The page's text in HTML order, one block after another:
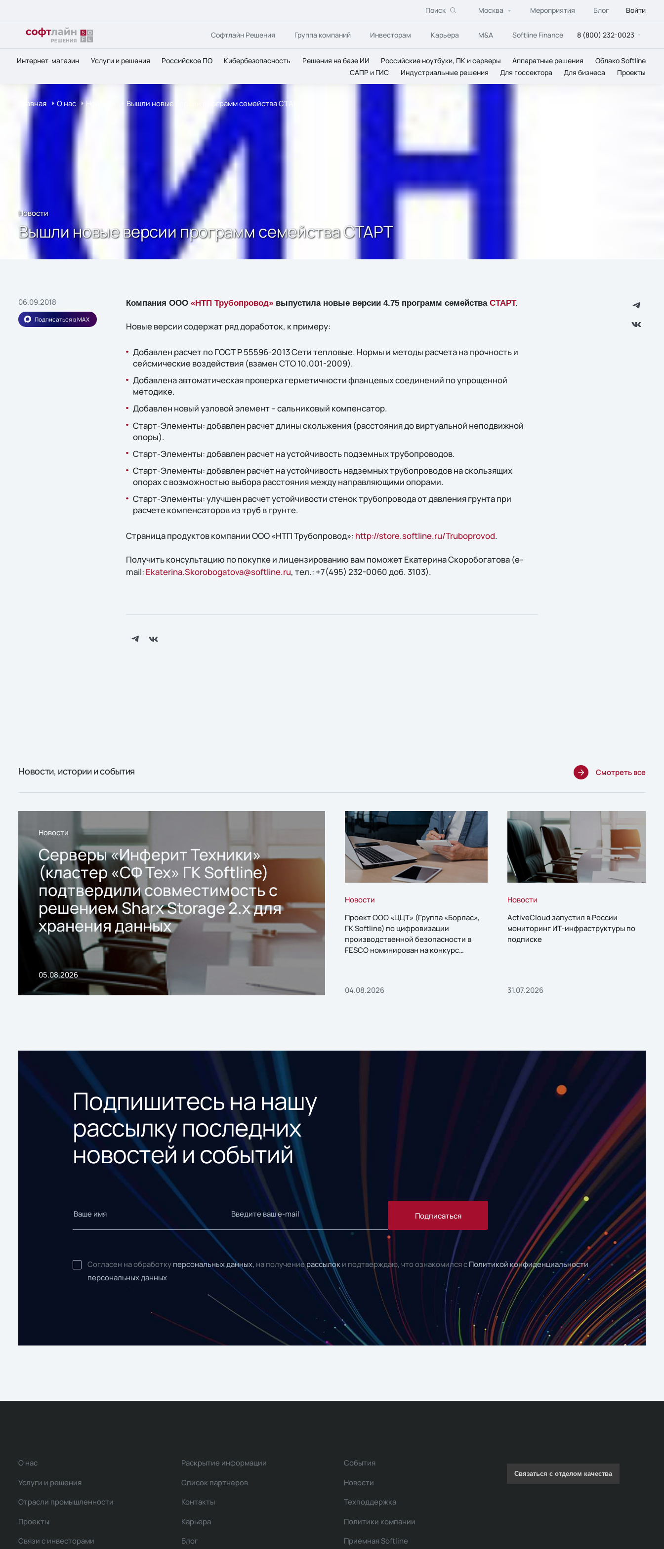
Поиск Москва Мероприятия Блог Войти
Софтлайн Решения Группа компаний Инвесторам Карьера M&A Softline Finance 8 (800) 232-0023
Интернет-магазин Услуги и решения Российское ПО Кибербезопасность Решения на базе ИИ Российские ноутбуки, ПК и серверы Аппаратные решения
Облако Softline
САПР и ГИС
Индустриальные решения Для госсектора Для бизнеса Проекты
Главная О нас Новости Вышли новые версии программ семейства СТАРТ
Новости
Вышли новые версии программ семейства СТАРТ
06.09.2018
Подписаться в MAX
Компания ООО «НТП Трубопровод»выпустила новые версии 4.75 программ семейства СТАРТ.
Новые версии содержат ряд доработок, к примеру:
Добавлен расчет по ГОСТ Р 55596-2013 Сети тепловые. Нормы и методы расчета на прочность и
сейсмические воздействия (взамен СТО 10.001-2009).
Добавлена автоматическая проверка герметичности фланцевых соединений по упрощенной
методике.
Добавлен новый узловой элемент – сальниковый компенсатор.
Старт-Элементы: добавлен расчет длины скольжения (расстояния до виртуальной неподвижной
опоры).
Старт-Элементы: добавлен расчет на устойчивость подземных трубопроводов.
Старт-Элементы: добавлен расчет на устойчивость надземных трубопроводов на скользящих
опорах с возможностью выбора расстояния между направляющими опорами.
Старт-Элементы: улучшен расчет устойчивости стенок трубопровода от давления грунта при
расчете компенсаторов из труб в грунте.
Страница продуктов компании ООО «НТП Трубопровод»: http://store.softline.ru/Truboprovod.
Получить консультацию по покупке и лицензированию вам поможет Екатерина Скоробогатова (e-
mail: Ekaterina.Skorobogatova@softline.ru, тел.: +7(495) 232-0060 доб. 3103).
Новости, истории и события Смотреть все
Новости
Серверы «Инферит Техники»
(кластер «СФ Тех» ГК Softline)
подтвердили совместимость с
решением Sharx Storage 2.x для
хранения данных
05.08.2026
Новости
Проект ООО «ЦЦТ» (Группа «Борлас»,
ГК Softline) по цифровизации
производственной безопасности в
FESCO номинирован на конкурс
04.08.2026
Новости
ActiveCloud запустил в России
мониторинг ИТ-инфраструктуры по
подписке
31.07.2026
Подпишитесь на нашу
рассылку последних
новостей и событий
Подписаться
Согласен на обработку персональных данных, на получениерассылок и подтверждаю, что ознакомился с Политикой конфиденциальности
персональных данных
О нас
Услуги и решения
Отрасли промышленности
Проекты
Связи с инвесторами
Раскрытие информации
Список партнеров
Контакты
Карьера
Блог
События
Новости
Техподдержка
Политики компании
Приемная Softline
Связаться с отделом качества